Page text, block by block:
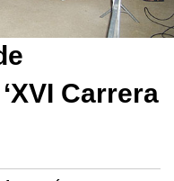
Carrera